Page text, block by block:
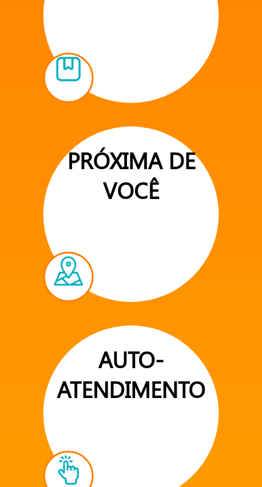
PRÓXIMA DE
VOCÊ
AUTO-
ATENDIMENTO